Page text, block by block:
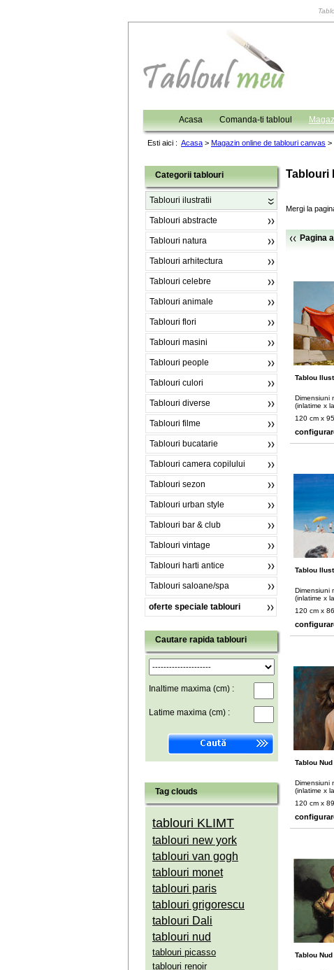
Acasa Comanda-ti tabloul
Esti aici : Acasa > Magazin online de tablouri canvas >
Categorii tablouri
Tablouri ilustratii
Tablouri abstracte
Tablouri natura
Tablouri arhitectura
Tablouri celebre
Tablouri animale
Tablouri flori
Tablouri masini
Tablouri people
Tablouri culori
Tablouri diverse
Tablouri filme
Tablouri bucatarie
Tablouri camera copilului
Tablouri sezon
Tablouri urban style
Tablouri bar & club
Tablouri vintage
Tablouri harti antice
Tablouri saloane/spa
oferte speciale tablouri
Cautare rapida tablouri
Inaltime maxima (cm) :
Latime maxima (cm) :
Tag clouds
tablouri KLIMT
tablouri new york
tablouri van gogh
tablouri monet
tablouri paris
tablouri grigorescu
tablouri Dali
tablouri nud
tablouri picasso
tablouri renoir
Tablouri
Mergi la
Pagina
Tablou
Dimensiuni
(inlatime x
120 cm x
Tablou
Dimensiuni
(inlatime x
120 cm x
Tablou
Dimensiuni
(inlatime x
120 cm x
Tablou